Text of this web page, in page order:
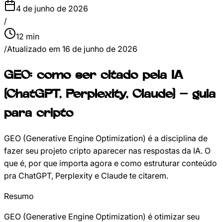
4 de junho de 2026
/
12 min
/Atualizado em 16 de junho de 2026
GEO: como ser citado pela IA
(ChatGPT, Perplexity, Claude) — guia
para cripto
GEO (Generative Engine Optimization) é a disciplina de
fazer seu projeto cripto aparecer nas respostas da IA. O
que é, por que importa agora e como estruturar conteúdo
pra ChatGPT, Perplexity e Claude te citarem.
Resumo
GEO (Generative Engine Optimization) é otimizar seu